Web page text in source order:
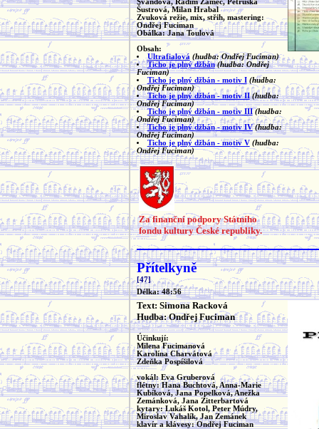
Švandová, Radim Zámec, Petruška
Šustrová, Milan Hrabal
Zvuková režie, mix, střih, mastering:
Ondřej Fuciman
Obálka: Jana Toulová
Obsah:
Ultrafialová (hudba: Ondřej Fuciman)
Ticho je plný džbán (hudba: Ondřej
Fuciman)
Ticho je plný džbán - motiv I (hudba:
Ondřej Fuciman)
Ticho je plný džbán - motiv II (hudba:
Ondřej Fuciman)
Ticho je plný džbán - motiv III (hudba:
Ondřej Fuciman)
Ticho je plný džbán - motiv IV (hudba:
Ondřej Fuciman)
Ticho je plný džbán - motiv V (hudba:
Ondřej Fuciman)
Za finanční podpory Státního
fondu kultury České republiky.
Přítelkyně
[47]
Délka: 48:56
Text: Simona Racková
Hudba: Ondřej Fuciman
Účinkují:
Milena Fucimanová
Karolína Charvátová
Zdeňka Pospíšilová
vokál: Eva Gruberová
flétny: Hana Buchtová, Anna-Marie
Kubíková, Jana Popelková, Anežka
Zemánková, Jana Zitterbartová
kytary: Lukáš Kotol, Peter Múdry,
Miroslav Vahalík, Jan Zemánek
klavír a klávesy: Ondřej Fuciman